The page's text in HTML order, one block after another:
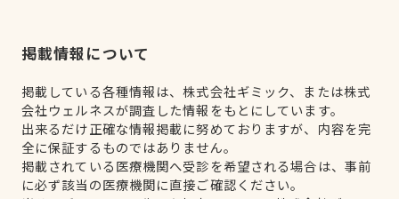
掲載情報について
掲載している各種情報は、株式会社ギミック、または株式
会社ウェルネスが調査した情報をもとにしています。
出来るだけ正確な情報掲載に努めておりますが、内容を完
全に保証するものではありません。
掲載されている医療機関へ受診を希望される場合は、事前
に必ず該当の医療機関に直接ご確認ください。